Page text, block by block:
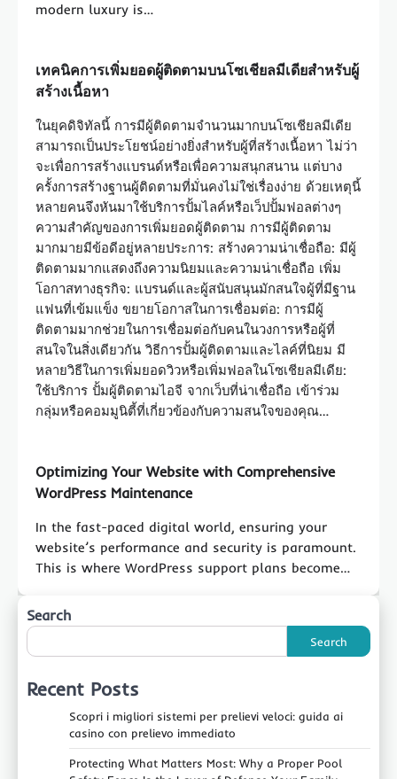
modern luxury is…
เทคนิคการเพิ่มยอดผู้ติดตามบนโซเชียลมีเดียสำหรับผู้
สร้างเนื้อหา
ในยุคดิจิทัลนี้ การมีผู้ติดตามจำนวนมากบนโซเชียลมีเดีย
สามารถเป็นประโยชน์อย่างยิ่งสำหรับผู้ที่สร้างเนื้อหา ไม่ว่า
จะเพื่อการสร้างแบรนด์หรือเพื่อความสนุกสนาน แต่บาง
ครั้งการสร้างฐานผู้ติดตามที่มั่นคงไม่ใช่เรื่องง่าย ด้วยเหตุนี้
หลายคนจึงหันมาใช้บริการปั้มไลค์หรือเว็ปปั้มฟอลต่างๆ
ความสำคัญของการเพิ่มยอดผู้ติดตาม การมีผู้ติดตาม
มากมายมีข้อดีอยู่หลายประการ: สร้างความน่าเชื่อถือ: มีผู้
ติดตามมากแสดงถึงความนิยมและความน่าเชื่อถือ เพิ่ม
โอกาสทางธุรกิจ: แบรนด์และผู้สนับสนุนมักสนใจผู้ที่มีฐาน
แฟนที่เข้มแข็ง ขยายโอกาสในการเชื่อมต่อ: การมีผู้
ติดตามมากช่วยในการเชื่อมต่อกับคนในวงการหรือผู้ที่
สนใจในสิ่งเดียวกัน วิธีการปั้มผู้ติดตามและไลค์ที่นิยม มี
หลายวิธีในการเพิ่มยอดวิวหรือเพิ่มฟอลในโซเชียลมีเดีย:
ใช้บริการ ปั้มผู้ติดตามไอจี จากเว็บที่น่าเชื่อถือ เข้าร่วม
กลุ่มหรือคอมมูนิตี้ที่เกี่ยวข้องกับความสนใจของคุณ…
Optimizing Your Website with Comprehensive
WordPress Maintenance
In the fast-paced digital world, ensuring your
website’s performance and security is paramount.
This is where WordPress support plans become…
Search
Search
Recent Posts
Scopri i migliori sistemi per prelievi veloci: guida ai
casino con prelievo immediato
Protecting What Matters Most: Why a Proper Pool